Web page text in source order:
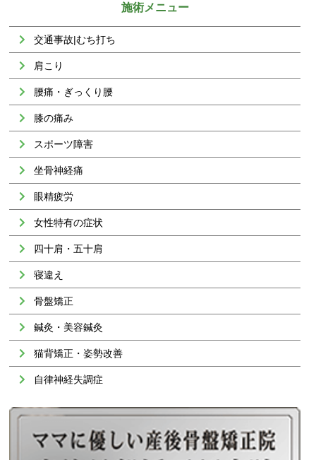
施術メニュー
交通事故|むち打ち
肩こり
腰痛・ぎっくり腰
膝の痛み
スポーツ障害
坐骨神経痛
眼精疲労
女性特有の症状
四十肩・五十肩
寝違え
骨盤矯正
鍼灸・美容鍼灸
猫背矯正・姿勢改善
自律神経失調症